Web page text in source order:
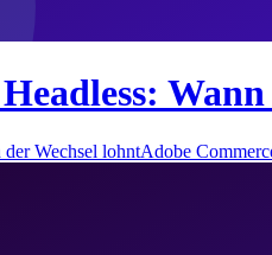
Wechsel lohntAdobe